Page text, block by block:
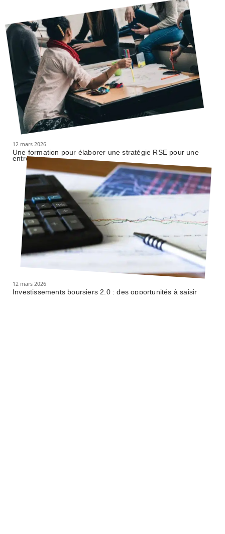
12 mars 2026
Une formation pour élaborer une stratégie RSE pour une
entreprise
12 mars 2026
Investissements boursiers 2.0 : des opportunités à saisir